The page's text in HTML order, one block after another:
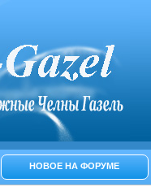
НОВОЕ НА ФОРУМЕ